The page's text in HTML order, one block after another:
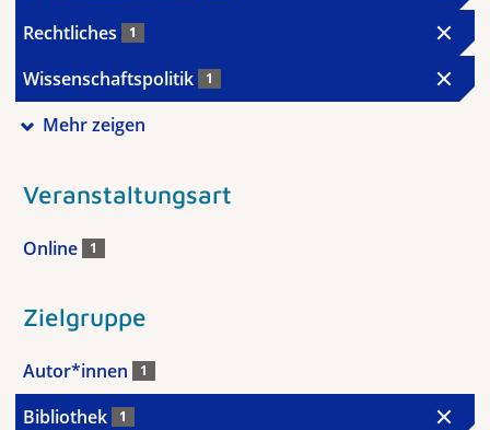
Rechtliches 1
Wissenschaftspolitik 1
Mehr zeigen
Veranstaltungsart
Online 1
Zielgruppe
Autor*innen 1
Bibliothek 1